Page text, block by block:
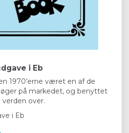
i Eb
1970’erne været en af de
på markedet, og benyttet
over.
i Eb